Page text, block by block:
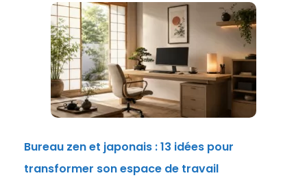
Bureau zen et japonais : 13 idées pour
transformer son espace de travail